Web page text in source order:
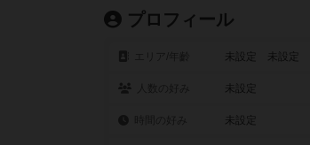
プロフィール
未設定 未設定
未設定
未設定